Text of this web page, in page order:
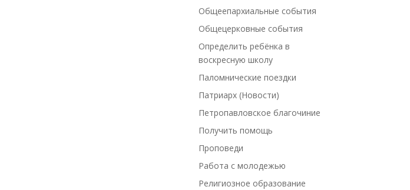
Общеепархиальные события
Общецерковные события
Определить ребёнка в
воскресную школу
Паломнические поездки
Патриарх (Новости)
Петропавловское благочиние
Получить помощь
Проповеди
Работа с молодежью
Религиозное образование